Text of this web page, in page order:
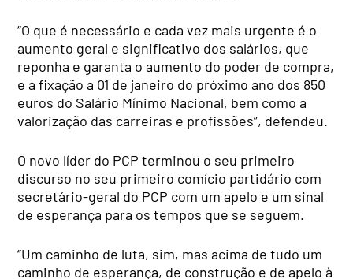
“O que é necessário e cada vez mais urgente é o
aumento geral e significativo dos salários, que
reponha e garanta o aumento do poder de compra,
e a fixação a 01 de janeiro do próximo ano dos 850
euros do Salário Mínimo Nacional, bem como a
valorização das carreiras e profissões”, defendeu.
O novo líder do PCP terminou o seu primeiro
discurso no seu primeiro comício partidário com
secretário-geral do PCP com um apelo e um sinal
de esperança para os tempos que se seguem.
“Um caminho de luta, sim, mas acima de tudo um
caminho de esperança, de construção e de apelo à